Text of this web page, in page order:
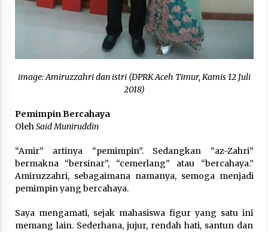
3 months ago
Takut Mati
3 months ago
Said Muniruddin Latih Mental dan Spiritual 80
3 months ago
untuk 179 Guru Diniyah Disdikbud Kota Banda
Aceh
4 months ago
Kepemimpinan Bisnis
4 months ago
image: Amiruzzahri dan istri (DPRK Aceh Timur, Kamis 12 Juli
2018)
Pemimpin Bercahaya
OlehSaid Muniruddin
“Amir” artinya “pemimpin”. Sedangkan “az-Zahri”
bermakna “bersinar”, “cemerlang” atau “bercahaya.”
Amiruzzahri, sebagaimana namanya, semoga menjadi
pemimpin yang bercahaya.
Saya mengamati, sejak mahasiswa figur yang satu ini
memang lain. Sederhana, jujur, rendah hati, santun dan